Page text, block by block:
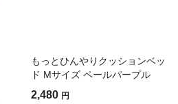
もっとひんやりクッションベッ
ド Mサイズ ペールパープル
2,480 円